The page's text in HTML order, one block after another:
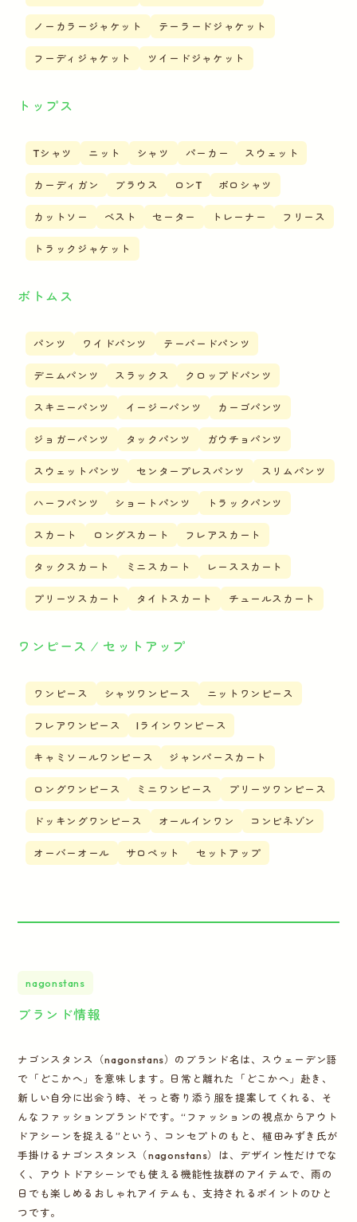
ノーカラージャケット テーラードジャケット
フーディジャケット ツイードジャケット
トップス
Tシャツ ニット シャツ パーカー スウェット
カーディガン ブラウス ロンT ポロシャツ
カットソー ベスト セーター トレーナー フリース
トラックジャケット
ボトムス
パンツ ワイドパンツ テーパードパンツ
デニムパンツ スラックス クロップドパンツ
スキニーパンツ イージーパンツ カーゴパンツ
ジョガーパンツ タックパンツ ガウチョパンツ
スウェットパンツ センタープレスパンツ スリムパンツ
ハーフパンツ ショートパンツ トラックパンツ
スカート ロングスカート フレアスカート
タックスカート ミニスカート レーススカート
プリーツスカート タイトスカート チュールスカート
ワンピース ⁄ セットアップ
ワンピース シャツワンピース ニットワンピース
フレアワンピース Iラインワンピース
キャミソールワンピース ジャンパースカート
ロングワンピース ミニワンピース プリーツワンピース
ドッキングワンピース オールインワン コンビネゾン
オーバーオール サロペット セットアップ
nagonstans
ブランド情報
ナゴンスタンス（nagonstans）のブランド名は、スウェーデン語
で「どこかへ」を意味します。日常と離れた「どこかへ」赴き、
新しい自分に出会う時、そっと寄り添う服を提案してくれる、そ
んなファッションブランドです。“ファッションの視点からアウト
ドアシーンを捉える”という、コンセプトのもと、植田みずき氏が
手掛けるナゴンスタンス（nagonstans）は、デザイン性だけでな
く、アウトドアシーンでも使える機能性抜群のアイテムで、雨の
日でも楽しめるおしゃれアイテムも、支持されるポイントのひと
つです。